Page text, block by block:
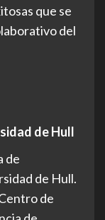
que se
del
de Hull
de
de Hull.
de